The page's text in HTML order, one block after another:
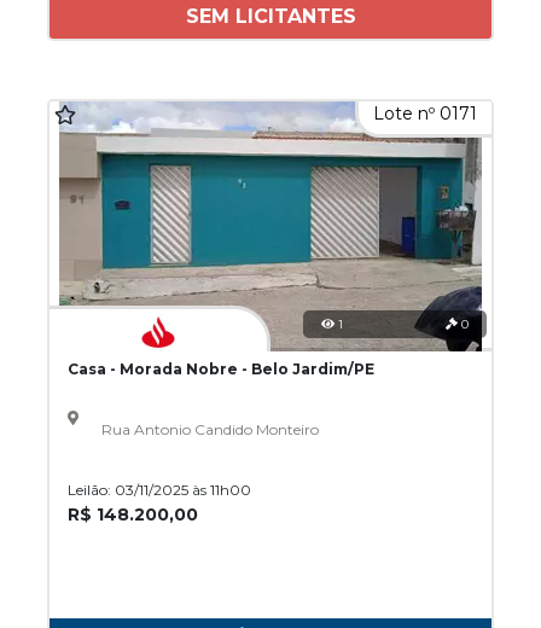
SEM LICITANTES
Lote nº 0171
1 0
Casa - Morada Nobre - Belo Jardim/PE
Rua Antonio Candido Monteiro
Leilão: 03/11/2025 às 11h00
R$ 148.200,00